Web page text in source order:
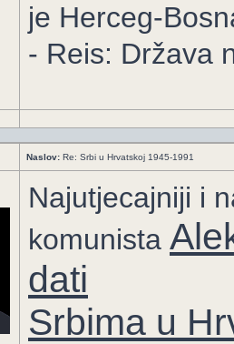
je Herceg-
- Reis: Država
Naslov: Re: Srbi u Hrvatskoj 1945-1991
Najutjecajniji i
komunista
dati
Srbima u